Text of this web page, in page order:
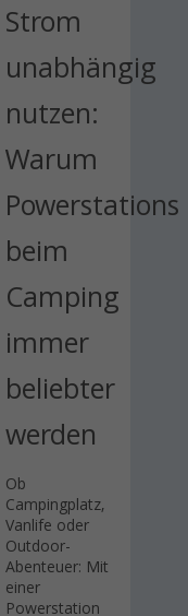
Strom
unabhängig
nutzen:
Warum
Powerstations
beim
Camping
immer
beliebter
werden
Ob
Campingplatz,
Vanlife oder
Outdoor-
Abenteuer: Mit
einer
Powerstation